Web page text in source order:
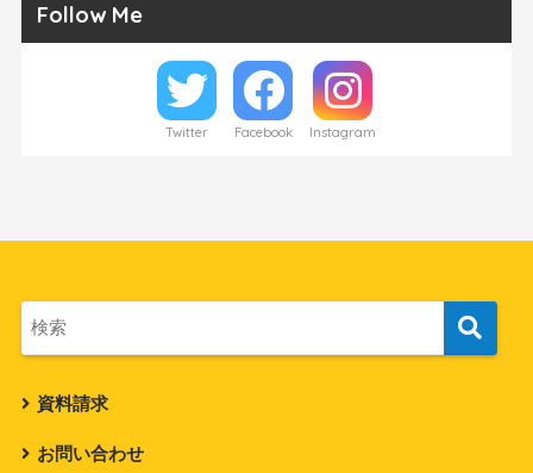
Follow Me
Twitter Facebook Instagram
資料請求
お問い合わせ